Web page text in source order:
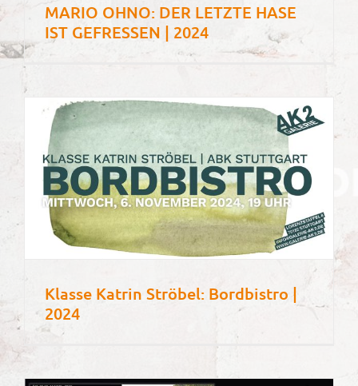
MARIO OHNO: DER LETZTE HASE
IST GEFRESSEN | 2024
Klasse Katrin Ströbel: Bordbistro |
2024